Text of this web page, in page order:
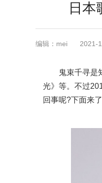
日
编辑：mei 2021-
鬼束千寻是
光》等。不过
回事呢?下面来